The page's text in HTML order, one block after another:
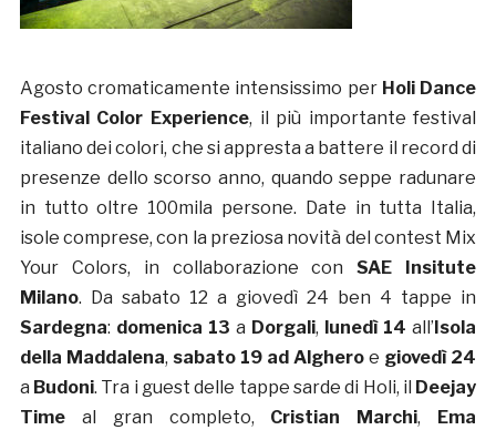
Agosto cromaticamente intensissimo per Holi Dance
Festival Color Experience, il più importante festival
italiano dei colori, che si appresta a battere il record di
presenze dello scorso anno, quando seppe radunare
in tutto oltre 100mila persone. Date in tutta Italia,
isole comprese, con la preziosa novità del contest Mix
Your Colors, in collaborazione conSAE Insitute
Milano. Da sabato 12 a giovedì 24 ben 4 tappe in
Sardegna: domenica 13 a Dorgali, lunedì 14 all’Isola
della Maddalena, sabato 19 ad Algheroe giovedì 24
a Budoni. Tra i guest delle tappe sarde di Holi, il Deejay
Timeal gran completo, Cristian Marchi, Ema